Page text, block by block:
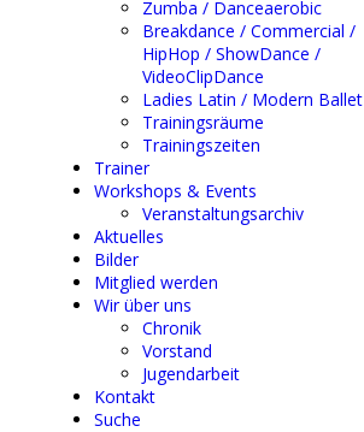
Zumba / Danceaerobic
Breakdance / Commercial /
HipHop / ShowDance /
VideoClipDance
Ladies Latin / Modern Ballet
Trainingsräume
Trainingszeiten
Trainer
Workshops & Events
Veranstaltungsarchiv
Aktuelles
Bilder
Mitglied werden
Wir über uns
Chronik
Vorstand
Jugendarbeit
Kontakt
Suche